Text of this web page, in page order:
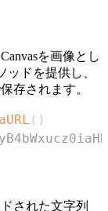
を画像とし
ッドを提供し、
存されます。
( )
された文字列